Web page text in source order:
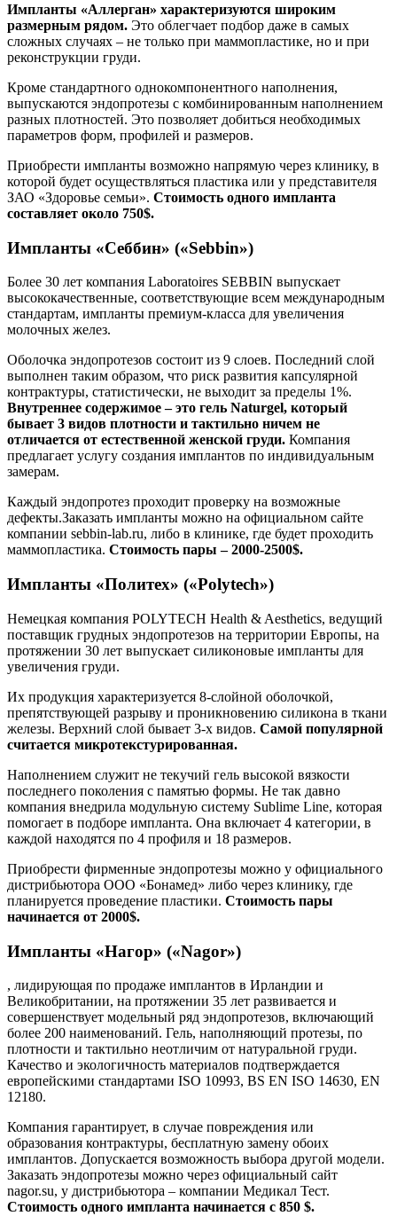
Импланты «Аллерган» характеризуются широким
размерным рядом. Это облегчает подбор даже в самых
сложных случаях – не только при маммопластике, но и при
реконструкции груди.
Кроме стандартного однокомпонентного наполнения,
выпускаются эндопротезы с комбинированным наполнением
разных плотностей. Это позволяет добиться необходимых
параметров форм, профилей и размеров.
Приобрести импланты возможно напрямую через клинику, в
которой будет осуществляться пластика или у представителя
ЗАО «Здоровье семьи». Стоимость одного импланта
составляет около 750$.
Импланты «Себбин» («Sebbin»)
Более 30 лет компания Laboratoires SEBBIN выпускает
высококачественные, соответствующие всем международным
стандартам, импланты премиум-класса для увеличения
молочных желез.
Оболочка эндопротезов состоит из 9 слоев. Последний слой
выполнен таким образом, что риск развития капсулярной
контрактуры, статистически, не выходит за пределы 1%.
Внутреннее содержимое – это гель Naturgel, который
бывает 3 видов плотности и тактильно ничем не
отличается от естественной женской груди. Компания
предлагает услугу создания имплантов по индивидуальным
замерам.
Каждый эндопротез проходит проверку на возможные
дефекты.Заказать импланты можно на официальном сайте
компании sebbin-lab.ru, либо в клинике, где будет проходить
маммопластика. Стоимость пары – 2000-2500$.
Импланты «Политех» («Polytech»)
Немецкая компания POLYTECH Health & Aesthetics, ведущий
поставщик грудных эндопротезов на территории Европы, на
протяжении 30 лет выпускает силиконовые импланты для
увеличения груди.
Их продукция характеризуется 8-слойной оболочкой,
препятствующей разрыву и проникновению силикона в ткани
железы. Верхний слой бывает 3-х видов. Самой популярной
считается микротекстурированная.
Наполнением служит не текучий гель высокой вязкости
последнего поколения с памятью формы. Не так давно
компания внедрила модульную систему Sublime Line, которая
помогает в подборе импланта. Она включает 4 категории, в
каждой находятся по 4 профиля и 18 размеров.
Приобрести фирменные эндопротезы можно у официального
дистрибьютора ООО «Бонамед» либо через клинику, где
планируется проведение пластики. Стоимость пары
начинается от 2000$.
Импланты «Нагор» («Nagor»)
, лидирующая по продаже имплантов в Ирландии и
Великобритании, на протяжении 35 лет развивается и
совершенствует модельный ряд эндопротезов, включающий
более 200 наименований. Гель, наполняющий протезы, по
плотности и тактильно неотличим от натуральной груди.
Качество и экологичность материалов подтверждается
европейскими стандартами ISO 10993, BS EN ISO 14630, EN
12180.
Компания гарантирует, в случае повреждения или
образования контрактуры, бесплатную замену обоих
имплантов. Допускается возможность выбора другой модели.
Заказать эндопротезы можно через официальный сайт
nagor.su, у дистрибьютора – компании Медикал Тест.
Стоимость одного импланта начинается с 850 $.